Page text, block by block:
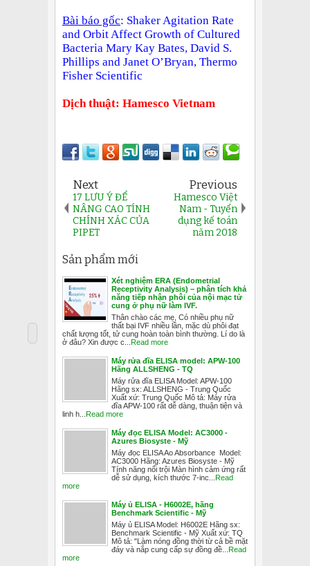
Bài báo gốc: Shaker Agitation Rate
and Orbit Affect Growth of Cultured
Bacteria Mary Kay Bates, David S.
Phillips and Janet O’Bryan, Thermo
Fisher Scientific
Dịch thuật: Hamesco Vietnam
Next
17 LƯU Ý ĐỂ
NÂNG CAO TÍNH
CHÍNH XÁC CỦA
PIPET
Previous
Hamesco Việt
Nam - Tuyển
dụng kế toán
năm 2018
Sản phẩm mới
Xét nghiệm ERA (Endometrial
Receptivity Analysis) – phân tích khả
năng tiếp nhận phôi của nội mạc tử
cung ở phụ nữ làm IVF.
Thân chào các mẹ, Có nhiều phụ nữ
thất bại IVF nhiều lần, mặc dù phôi đạt
chất lượng tốt, tử cung hoàn toàn bình thường. Lí do là
ở đâu? Xin được c... Read more
Máy rửa đĩa ELISA model: APW-100
Hãng ALLSHENG - TQ
Máy rửa đĩa ELISA Model: APW-100
Hãng sx: ALLSHENG - Trung Quốc
Xuất xứ: Trung Quốc Mô tả: Máy rửa
đĩa APW-100 rất dễ dàng, thuận tiện và
linh h... Read more
Máy đọc ELISA Model: AC3000 -
Azures Biosyste - Mỹ
Máy đọc ELISA Ao Absorbance Model:
AC3000 Hãng: Azures Biosyste - Mỹ
Tính năng nổi trội Màn hình cảm ứng rất
dễ sử dụng, kích thước 7-inc... Read
more
Máy ủ ELISA - H6002E, hãng
Benchmark Scientific - Mỹ
Máy ủ ELISA Model: H6002E Hãng sx:
Benchmark Scientific - Mỹ Xuất xứ: TQ
Mô tả: "Làm nóng đồng thời từ cả bề mặt
đáy và nắp cung cấp sự đồng đề... Read
more